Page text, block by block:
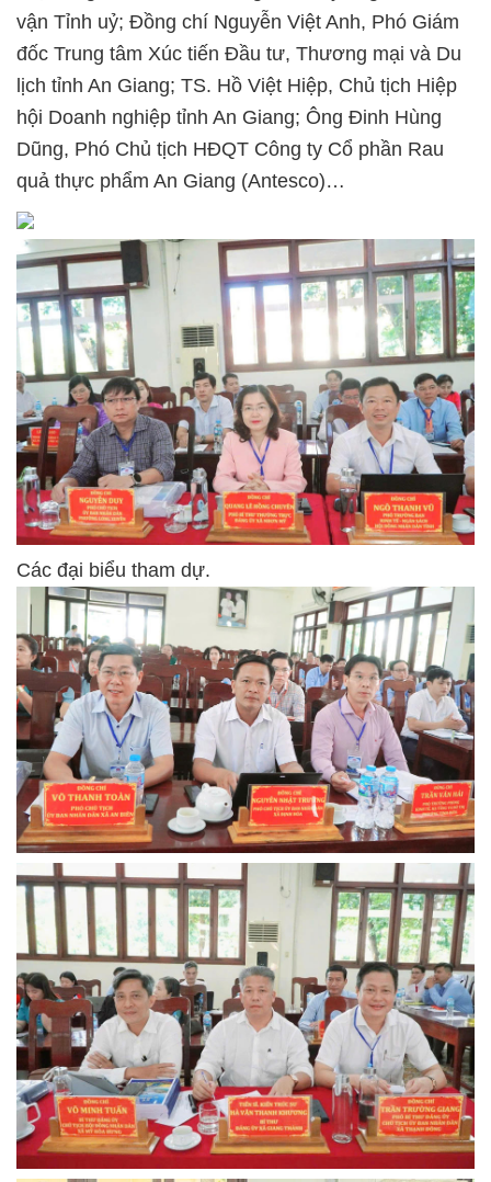
vận Tỉnh uỷ; Đồng chí Nguyễn Việt Anh, Phó Giám
đốc Trung tâm Xúc tiến Đầu tư, Thương mại và Du
lịch tỉnh An Giang; TS. Hồ Việt Hiệp, Chủ tịch Hiệp
hội Doanh nghiệp tỉnh An Giang; Ông Đinh Hùng
Dũng, Phó Chủ tịch HĐQT Công ty Cổ phần Rau
quả thực phẩm An Giang (Antesco)…
Các đại biểu tham dự.